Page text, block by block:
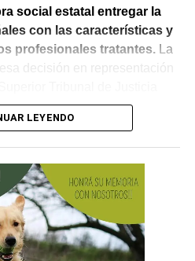
social estatal entregar la
con las características y
profesionales tratantes.La
decisión en representación
propios del régimen de
requerimientos de auditoría
de la cobertura. También
se encontraba en trámite y
sido autorizadas.
LEYENDO